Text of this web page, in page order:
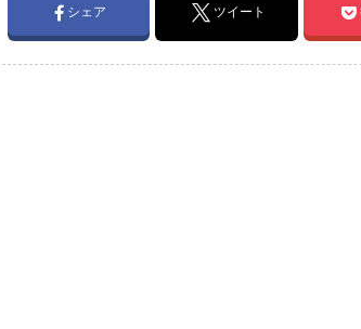
シェア ツイート